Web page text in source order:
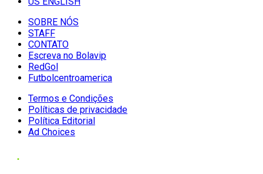
SOBRE NÓS
STAFF
CONTATO
Escreva no Bolavip
RedGol
Futbolcentroamerica
Termos e Condições
Políticas de privacidade
Política Editorial
Ad Choices